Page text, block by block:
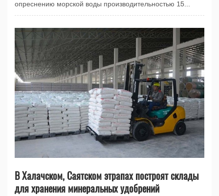
опреснению морской воды производительностью 15...
В Халачском, Саятском этрапах построят склады
для хранения минеральных удобрений